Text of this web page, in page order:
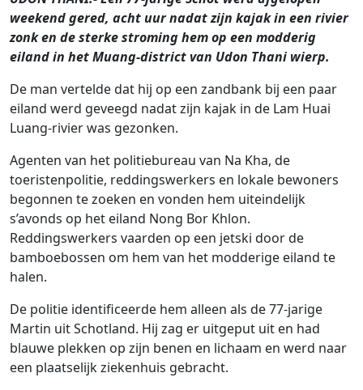
weekend gered, acht uur nadat zijn kajak in een rivier
zonk en de sterke stroming hem op een modderig
eiland in het Muang-district van Udon Thani wierp.
De man vertelde dat hij op een zandbank bij een paar
eiland werd geveegd nadat zijn kajak in de Lam Huai
Luang-rivier was gezonken.
Agenten van het politiebureau van Na Kha, de
toeristenpolitie, reddingswerkers en lokale bewoners
begonnen te zoeken en vonden hem uiteindelijk
s’avonds op het eiland Nong Bor Khlon.
Reddingswerkers vaarden op een jetski door de
bamboebossen om hem van het modderige eiland te
halen.
De politie identificeerde hem alleen als de 77-jarige
Martin uit Schotland. Hij zag er uitgeput uit en had
blauwe plekken op zijn benen en lichaam en werd naar
een plaatselijk ziekenhuis gebracht.